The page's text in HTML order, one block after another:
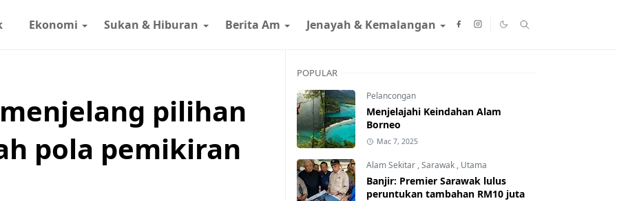
Ekonomi Sukan & Hiburan Berita Am Jenayah & Kemalangan
pilihan
pola pemikiran
POPULAR
Pelancongan
Menjelajahi Keindahan Alam
Borneo
Mac 7, 2025
Alam Sekitar ,Sarawak , Utama
Banjir: Premier Sarawak lulus
peruntukan tambahan RM10 juta